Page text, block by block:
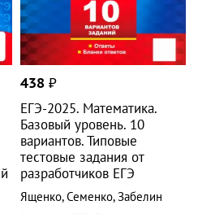
438₽
ЕГЭ-2025. Математика.
Базовый уровень. 10
вариантов. Типовые
тестовые задания от
разработчиков ЕГЭ
Ященко, Семенко,Забелин
Экзамен:ЕГЭ Тесты от